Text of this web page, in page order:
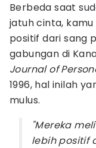
Berbeda saat
jatuh cinta,
positif dari sang
gabungan di
Journal of
1996, hal inilah
mulus.
"Mereka
lebih positif